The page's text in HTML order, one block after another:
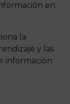
en
la
y las
información